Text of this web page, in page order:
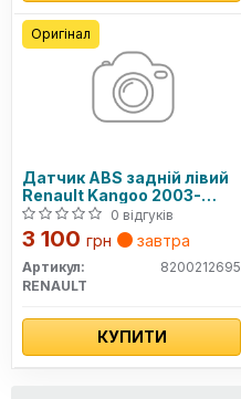
Датчик ABS задній лівий
Renault Kangoo 2003-
2008 (8200212695)
Renault
0 відгуків
3 100 грн завтра
Артикул:
8200212695
RENAULT
КУПИТИ
Оригінал